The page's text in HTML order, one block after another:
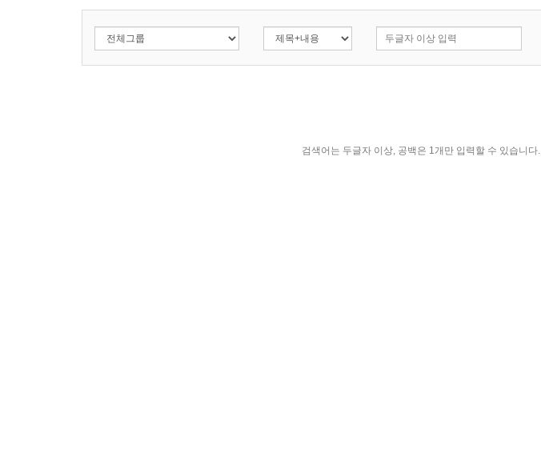
검색어는 두글자 이상, 공백은 1개만 입력할 수 있습니다.